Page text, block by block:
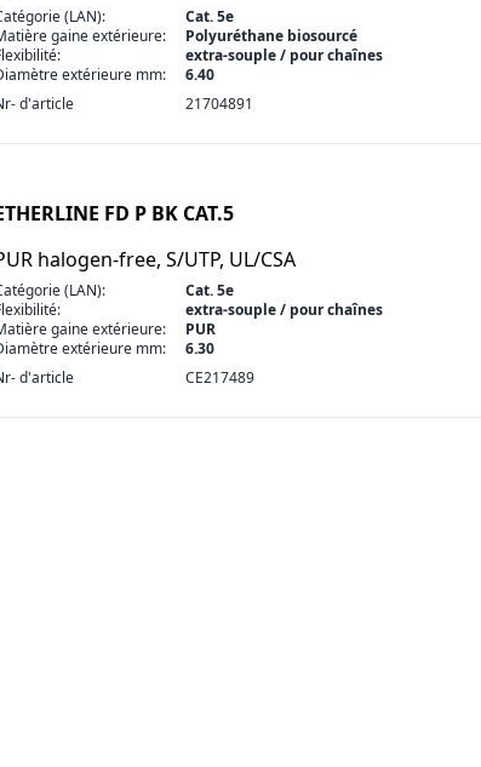
(LAN):
Cat. 5e
gaine extérieure:
Polyuréthane biosourcé
extra-souple / pour chaînes
extérieure mm:
6.40
d'article
21704891
FD P BK CAT.5
halogen-free, S/UTP, UL/CSA
(LAN):
Cat. 5e
extra-souple / pour chaînes
gaine extérieure:
PUR
extérieure mm:
6.30
d'article
CE217489